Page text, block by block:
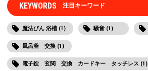
KEYWORDS 注目キーワード
魔法びん 浴槽 (1) 騒音 (1)
風呂釜 交換 (1)
電子錠 玄関 交換 カードキー タッチレス (1)